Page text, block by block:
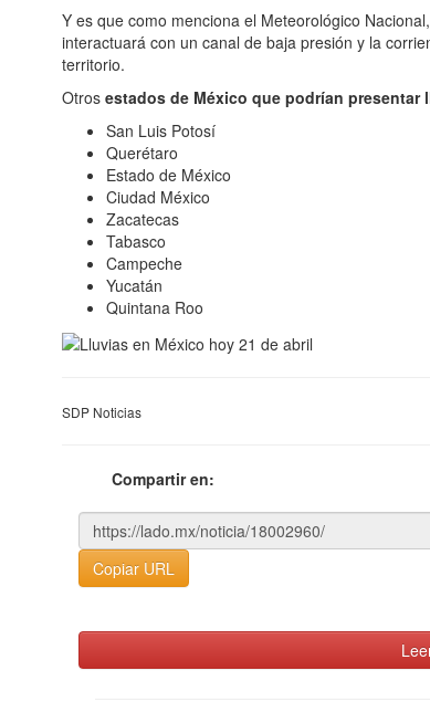
Y es que como menciona el Meteorológico
interactuará con un canal de baja presión y la
territorio.
Otros estados de México que podrían presentar
San Luis Potosí
Querétaro
Estado de México
Ciudad México
Zacatecas
Tabasco
Campeche
Yucatán
Quintana Roo
SDP Noticias
Compartir en:
Copiar URL